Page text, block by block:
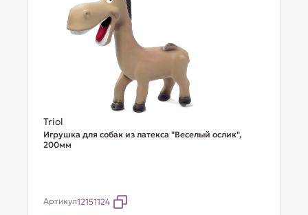
Triol
Игрушка для собак из латекса "Веселый ослик",
200мм
Артикул12151124